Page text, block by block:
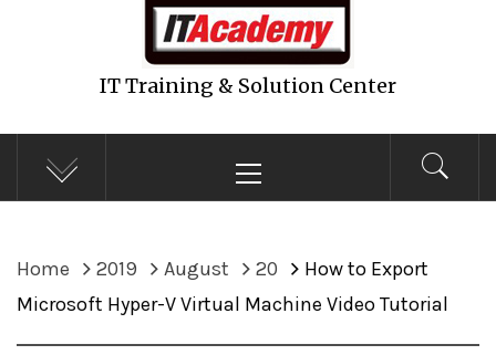
IT Training & Solution Center
Menu
Home 2019 August 20
How to Export
Microsoft Hyper-V Virtual Machine Video Tutorial